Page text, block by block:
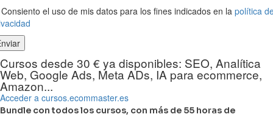
el uso de mis datos para los fines indicados en la política
Cursos desde 30 € ya disponibles: SEO, Analítica
Web, Google Ads, Meta ADs, IA para ecommerce,
Amazon...
Acceder a cursos.ecommaster.es
Bundle con todos los cursos, con más de 55 horas de